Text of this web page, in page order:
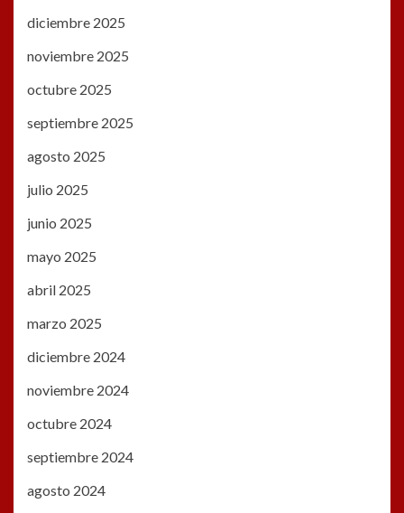
diciembre 2025
noviembre 2025
octubre 2025
septiembre 2025
agosto 2025
julio 2025
junio 2025
mayo 2025
abril 2025
marzo 2025
diciembre 2024
noviembre 2024
octubre 2024
septiembre 2024
agosto 2024